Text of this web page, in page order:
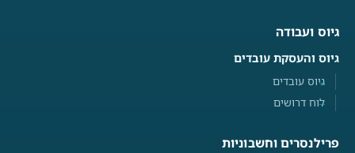
גיוס ועבודה
גיוס והעסקת עובדים
גיוס עובדים
לוח דרושים
פרילנסרים וחשבוניות